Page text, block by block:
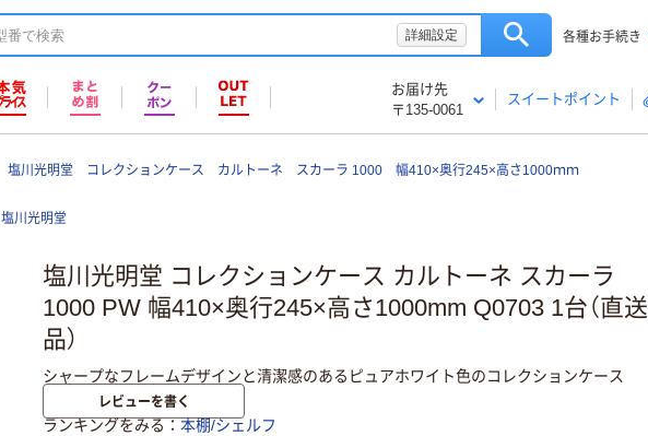
詳細設定 各種お手続き
お届け先
〒135-0061
スイートポイント
塩川光明堂 コレクションケース カルトーネ スカーラ 1000 幅410×奥行245×高さ1000ｍｍ
塩川光明堂
塩川光明堂 コレクションケース カルトーネ スカーラ
1000 PW 幅410×奥行245×高さ1000mm Q0703 1台（直送
品）
シャープなフレームデザインと清潔感のあるピュアホワイト色のコレクションケース
レビューを書く
ランキングをみる 本棚/シェルフ